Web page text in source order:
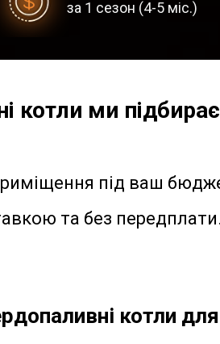
за 1 сезон (4-5 міс.)
котли ми
під ваш
та без передплати.
котли